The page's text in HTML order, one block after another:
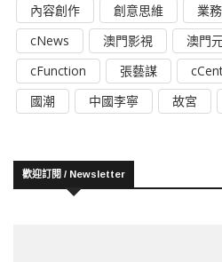
內容創作
創意思維 業
cNews
澳門影視 澳門
cFunction
張藝謀
國潮
中國李寧 故宮
歡迎訂閱 / Newsletter